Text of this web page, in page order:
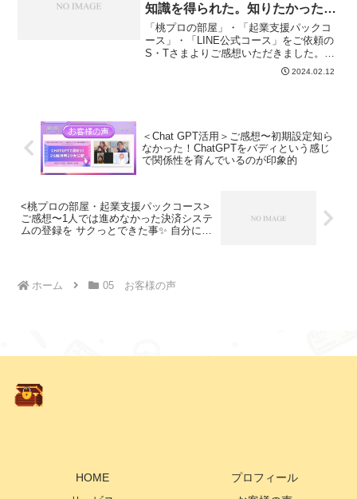
知識を得られた。知りたかったこ
とに答えてくださる。
「桃プロの部屋」・「起業支援パックコ
ース」・「LINE公式コース」をご依頼の
S・Tさまよりご感想いただきました。
Q1.サービスをご依頼した理由を教えてく
ださい起業支援パックコースzoom で自
2024.02.12
＜Chat GPT活用＞ご感想〜初期設定知ら
なかった！ChatGPTをバディという感じ
で関係性を育んでいるのが印象的
<桃プロの部屋・起業支援パックコース>
ご感想〜1人では進めなかった決済システ
ムの登録を サクっとできた事✨ 自分には
ホーム 05 お客様の声
HOME
プロフィール